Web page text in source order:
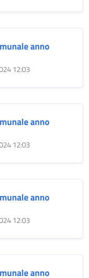
anno
12:03
anno
12:03
anno
12:03
anno